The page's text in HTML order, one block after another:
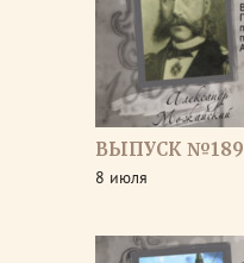
ВЫПУСК №189
8 июля